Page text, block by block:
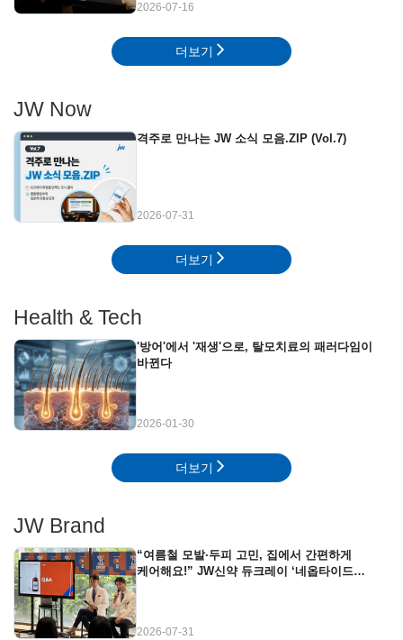
2026-07-16
더보기
JW Now
격주로 만나는 JW 소식 모음.ZIP (Vol.7)
2026-07-31
더보기
Health & Tech
'방어'에서 '재생'으로, 탈모치료의 패러다임이
바뀐다
2026-01-30
더보기
JW Brand
“여름철 모발·두피 고민, 집에서 간편하게
케어해요!” JW신약 듀크레이 ‘네옵타이드
2026-07-31